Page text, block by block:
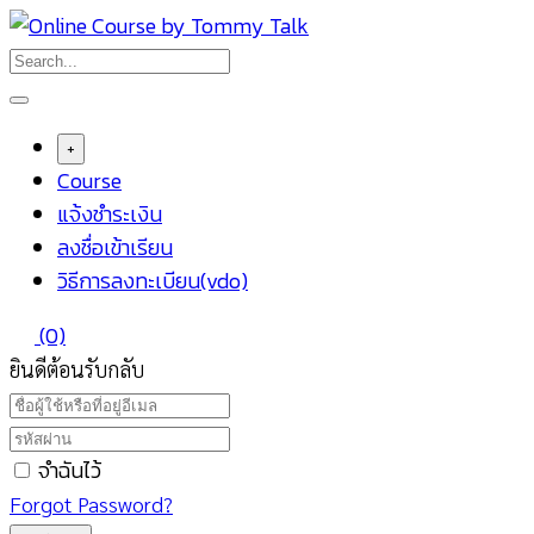
Skip
to
content
+
Course
แจ้งชำระเงิน
ลงชื่อเข้าเรียน
วิธีการลงทะเบียน(vdo)
(0)
ยินดีต้อนรับกลับ
จำฉันไว้
Forgot Password?